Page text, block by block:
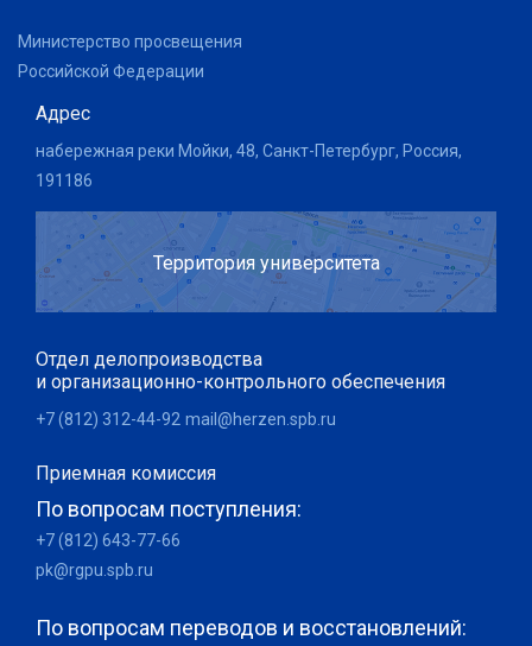
Министерство просвещения
Российской Федерации
Адрес
набережная реки Мойки, 48, Санкт-Петербург, Россия,
191186
Территория университета
Отдел делопроизводства
и организационно-контрольного обеспечения
+7 (812) 312-44-92 mail@herzen.spb.ru
Приемная комиссия
По вопросам поступления:
+7 (812) 643-77-66
pk@rgpu.spb.ru
По вопросам переводов и восстановлений: